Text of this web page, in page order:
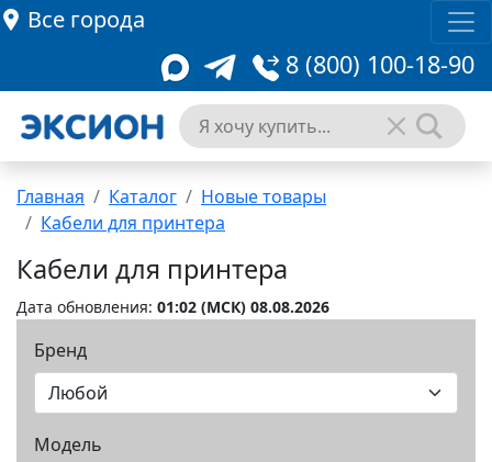
Все города
8 (800) 100-18-90
Главная Каталог
Новые товары
Кабели для принтера
Кабели для принтера
Дата обновления: 01:02 (MCК) 08.08.2026
Бренд
Модель